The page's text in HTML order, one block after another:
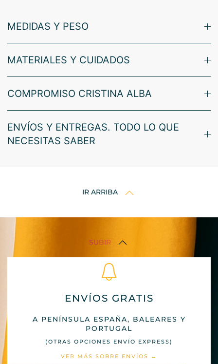
MEDIDAS Y PESO
MATERIALES Y CUIDADOS
COMPROMISO CRISTINA ALBA
ENVÍOS Y ENTREGAS. TODO LO QUE
NECESITAS SABER
IR ARRIBA
SUBIR
ENVÍOS GRATIS
A PENÍNSULA ESPAÑA, BALEARES Y
PORTUGAL
(OTRAS OPCIONES ENVÍO EXPRESS)
VER MÁS SOBRE ENVÍOS →